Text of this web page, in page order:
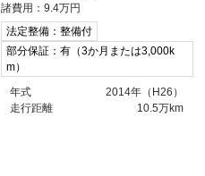
諸費用：9.4万円
法定整備：整備付
部分保証：有（3か月または3,000k
m）
年式
2014年（H26）
走行距離
10.5万km